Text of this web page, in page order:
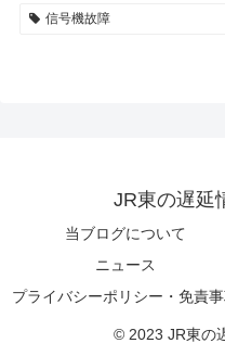
信号機故障
JR東の遅延
当ブログについて
ニュース
プライバシーポリシー・免責
© 2023 JR東の